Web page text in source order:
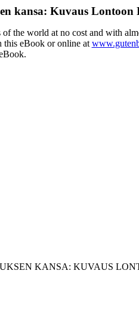
kansa: Kuvaus Lontoon
the world at no cost and with
this eBook or online at
KANSA: KUVAUS